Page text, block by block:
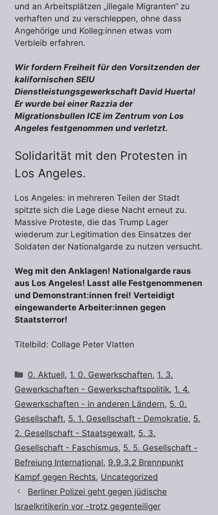
und an Arbeitsplätzen „illegale Migranten“ zu
verhaften und zu verschleppen, ohne dass
Angehörige und Kolleg:innen etwas vom
Verbleib erfahren.
Wir fordern Freiheit für den Vorsitzenden der
kalifornischen SEIU
Dienstleistungsgewerkschaft David Huerta!
Er wurde bei einer Razzia der
Migrationsbullen ICE im Zentrum von Los
Angeles festgenommen und verletzt.
Solidarität mit den Protesten in
Los Angeles.
Los Angeles: in mehreren Teilen der Stadt
spitzte sich die Lage diese Nacht erneut zu.
Massive Proteste, die das Trump Lager
wiederum zur Legitimation des Einsatzes der
Soldaten der Nationalgarde zu nutzen versucht.
Weg mit den Anklagen! Nationalgarde raus
aus Los Angeles! Lasst alle Festgenommenen
und Demonstrant:innen frei! Verteidigt
eingewanderte Arbeiter:innen gegen
Staatsterror!
Titelbild: Collage Peter Vlatten
Kategorien
0. Aktuell, 1. 0. Gewerkschaften, 1. 3.
Gewerkschaften - Gewerkschaftspolitik, 1. 4.
Gewerkschaften - in anderen Ländern, 5. 0.
Gesellschaft, 5. 1. Gesellschaft - Demokratie, 5.
2. Gesellschaft - Staatsgewalt, 5. 3.
Gesellschaft - Faschismus, 5. 5. Gesellschaft -
Befreiung International, 9.9.3.2 Brennpunkt
Kampf gegen Rechts, Uncategorized
Berliner Polizei geht gegen jüdische
Israelkritikerin vor -trotz gegenteiliger